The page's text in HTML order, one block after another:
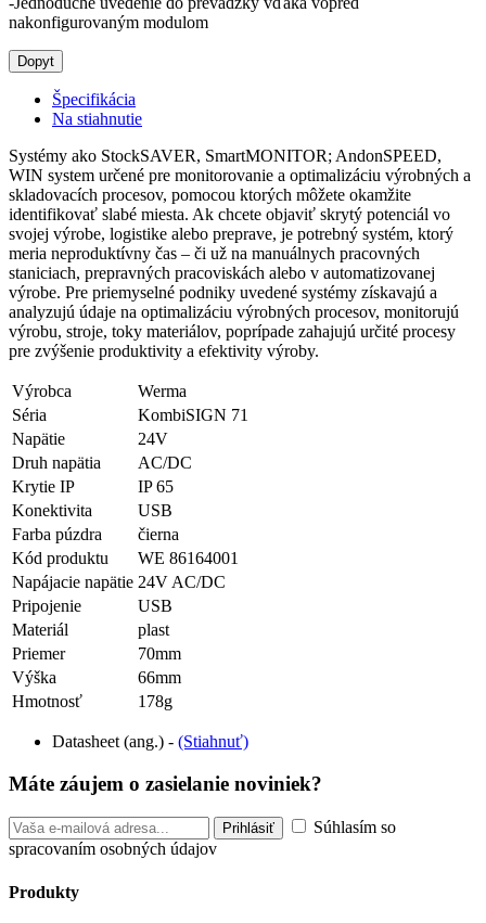
nakonfigurovaným modulom
Dopyt
Špecifikácia
Na stiahnutie
Systémy ako StockSAVER, SmartMONITOR; AndonSPEED,
WIN system určené pre monitorovanie a optimalizáciu výrobných a
skladovacích procesov, pomocou ktorých môžete okamžite
identifikovať slabé miesta. Ak chcete objaviť skrytý potenciál vo
svojej výrobe, logistike alebo preprave, je potrebný systém, ktorý
meria neproduktívny čas – či už na manuálnych pracovných
staniciach, prepravných pracoviskách alebo v automatizovanej
výrobe. Pre priemyselné podniky uvedené systémy získavajú a
analyzujú údaje na optimalizáciu výrobných procesov, monitorujú
výrobu, stroje, toky materiálov, poprípade zahajujú určité procesy
pre zvýšenie produktivity a efektivity výroby.
Výrobca
Werma
Séria
KombiSIGN 71
Napätie
24V
Druh napätia
AC/DC
Krytie IP
IP 65
Konektivita
USB
Farba púzdra
čierna
Kód produktu
WE 86164001
Napájacie napätie 24V AC/DC
Pripojenie
USB
Materiál
plast
Priemer
70mm
Výška
66mm
Hmotnosť
178g
Datasheet (ang.) - (Stiahnuť)
Máte záujem o zasielanie noviniek?
Súhlasím so
spracovaním osobných údajov
Produkty